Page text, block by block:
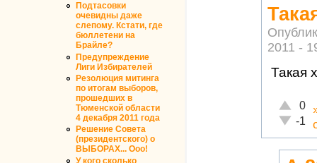
Подтасовки
очевидны даже
слепому. Кстати, где
бюллетени на
Брайле?
Предупреждение
Лиги Избирателей
Резолюция митинга
по итогам выборов,
прошедших в
Тюменской области
4 декабря 2011 года
Решение Совета
(президентского) о
ВЫБОРАХ... Ооо!
У кого сколько
2011 -
Такая
0
-1